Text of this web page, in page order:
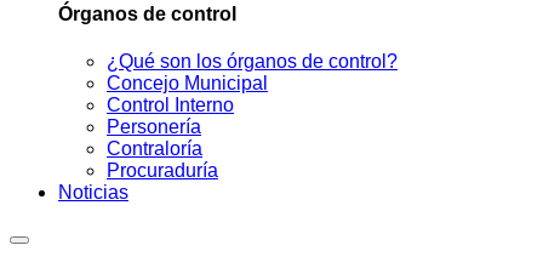
Órganos de control
¿Qué son los órganos de control?
Concejo Municipal
Control Interno
Personería
Contraloría
Procuraduría
Noticias